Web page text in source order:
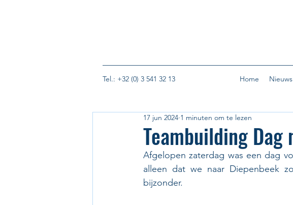
Tel.: +32 (0) 3 541 32 13 Home Nieuws
Teambuilding
17 jun 2024 1 minuten om te lezen
Afgelopen zaterdag was een dag
alleen dat we naar Diepenbeek
bijzonder.